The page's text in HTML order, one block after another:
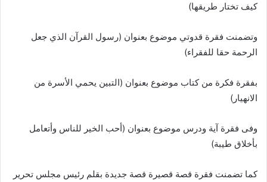
كيف تختار طريقها)
وتضمنت فقرة قدوتي موضوع بعنوان (رسول القرآن الذي جعل
الرحمة حقا للفقراء)
بفقرة فكرة من كتاب موضوع بعنوان (التبين يحمي الأسرة من
الانهيار)
وفى فقرة آية ودرس موضوع بعنوان (أحب الخير للناس وأتعامل
بأخلاق طيبة)
كما تضمنت فقرة قصة قصيرة قصة جديدة بقلم رئيس مجلس تحرير